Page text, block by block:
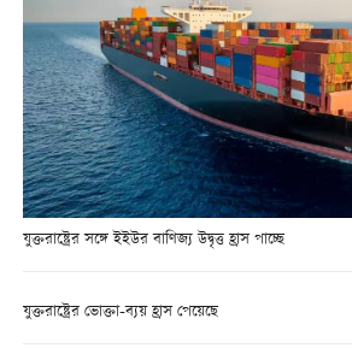
যুক্তরাষ্ট্রের সঙ্গে ইইউর বাণিজ্য উদ্বৃত্ত হ্রাস পাচ্ছে
যুক্তরাষ্ট্রের ভোক্তা-ব্যয় হ্রাস পেয়েছে